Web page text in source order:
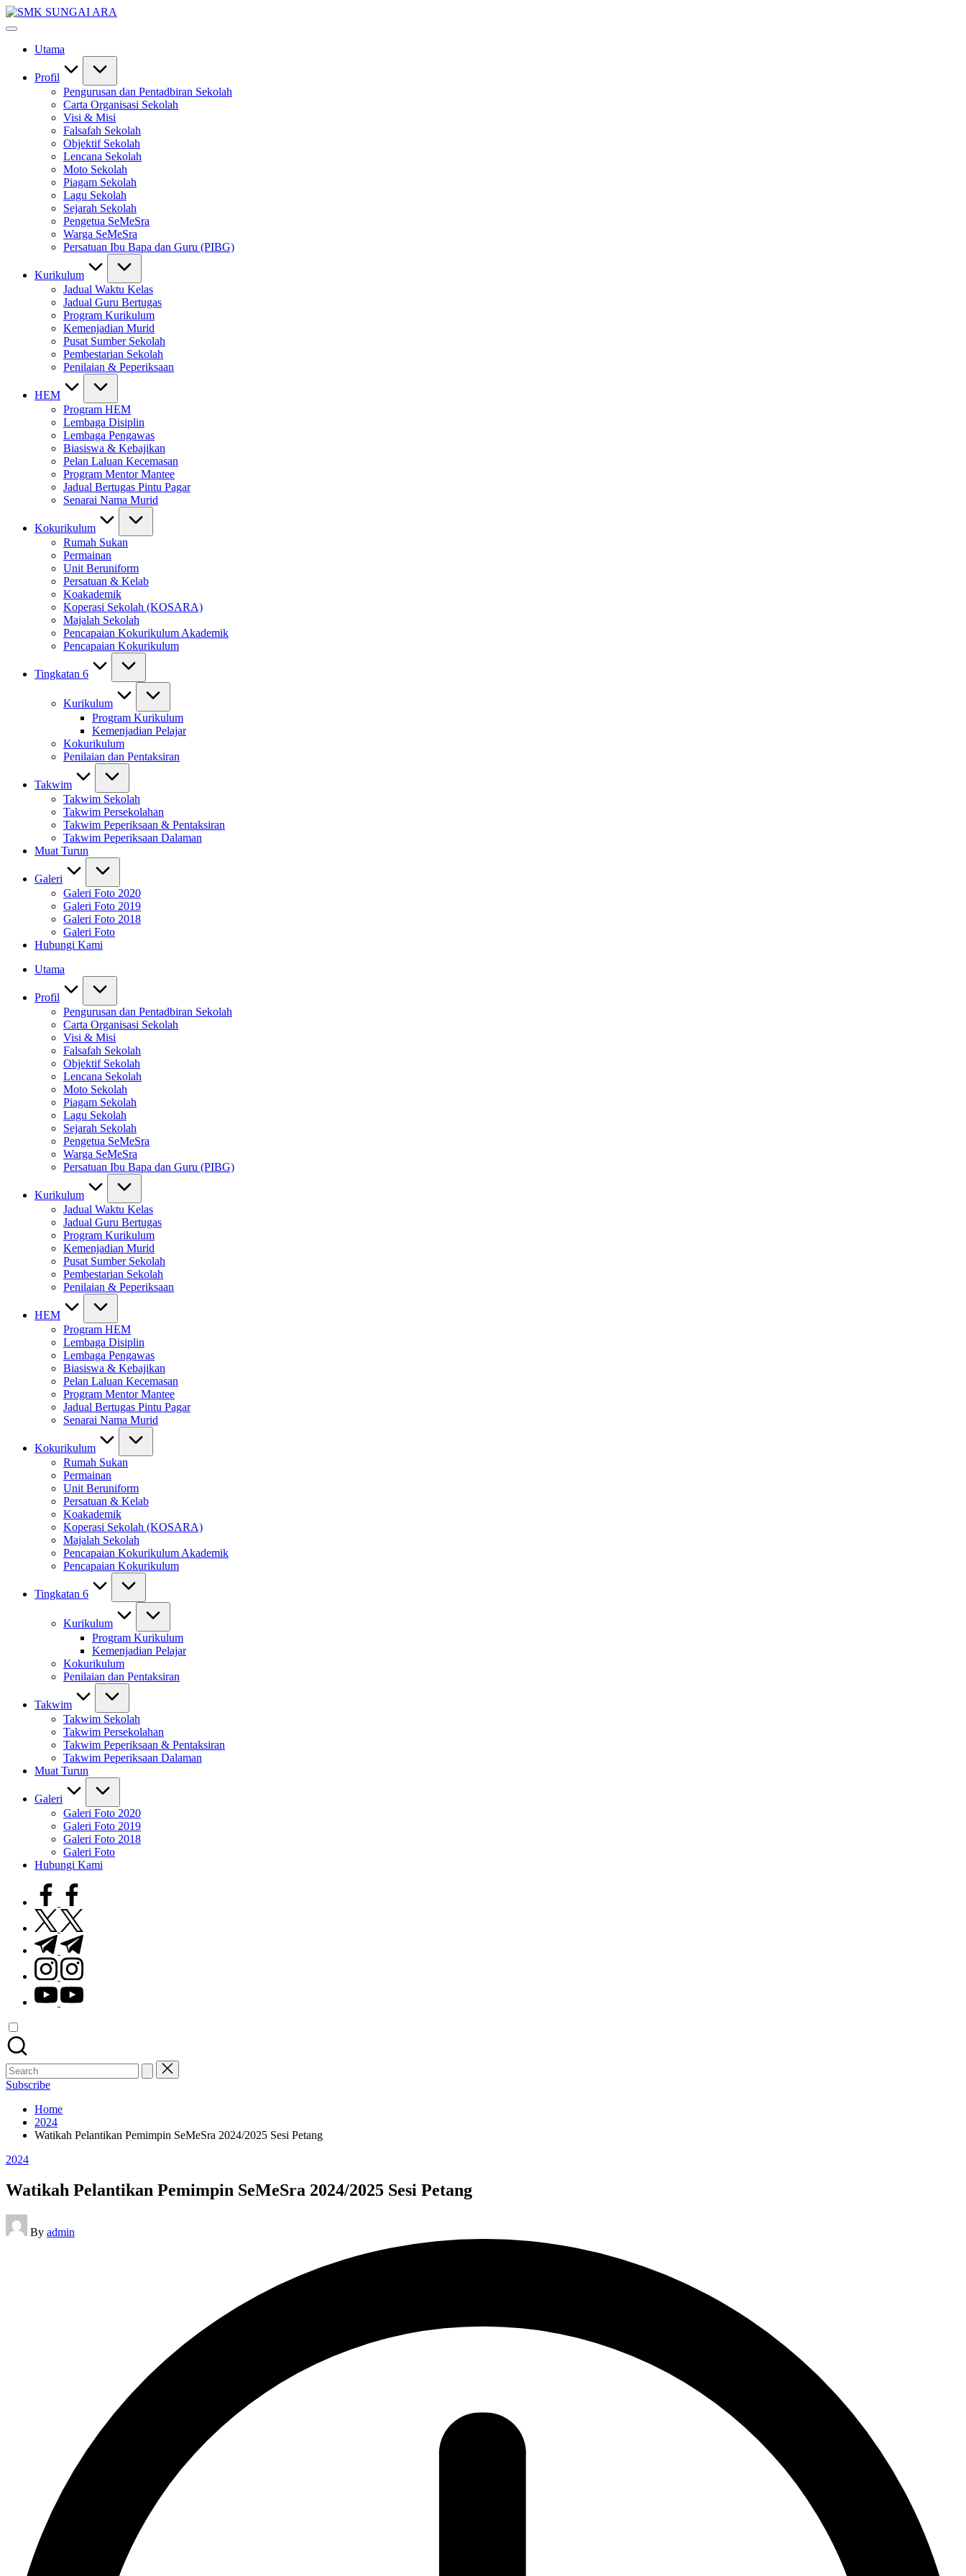
Skip
to
#KetekunanNadiKecemerlangan
#SeMeSradiHati
Utama
Profil
Pengurusan dan Pentadbiran Sekolah
Carta Organisasi Sekolah
Visi & Misi
Falsafah Sekolah
Objektif Sekolah
Lencana Sekolah
Moto Sekolah
Piagam Sekolah
Lagu Sekolah
Sejarah Sekolah
Pengetua SeMeSra
Warga SeMeSra
Persatuan Ibu Bapa dan Guru (PIBG)
Kurikulum
Jadual Waktu Kelas
Jadual Guru Bertugas
Program Kurikulum
Kemenjadian Murid
Pusat Sumber Sekolah
Pembestarian Sekolah
Penilaian & Peperiksaan
HEM
Program HEM
Lembaga Disiplin
Lembaga Pengawas
Biasiswa & Kebajikan
Pelan Laluan Kecemasan
Program Mentor Mantee
Jadual Bertugas Pintu Pagar
Senarai Nama Murid
Kokurikulum
Rumah Sukan
Permainan
Unit Beruniform
Persatuan & Kelab
Koakademik
Koperasi Sekolah (KOSARA)
Majalah Sekolah
Pencapaian Kokurikulum Akademik
Pencapaian Kokurikulum
Tingkatan 6
Kurikulum
Program Kurikulum
Kemenjadian Pelajar
Kokurikulum
Penilaian dan Pentaksiran
Takwim
Takwim Sekolah
Takwim Persekolahan
Takwim Peperiksaan & Pentaksiran
Takwim Peperiksaan Dalaman
Muat Turun
Galeri
Galeri Foto 2020
Galeri Foto 2019
Galeri Foto 2018
Galeri Foto
Hubungi Kami
Utama
Profil
Pengurusan dan Pentadbiran Sekolah
Carta Organisasi Sekolah
Visi & Misi
Falsafah Sekolah
Objektif Sekolah
Lencana Sekolah
Moto Sekolah
Piagam Sekolah
Lagu Sekolah
Sejarah Sekolah
Pengetua SeMeSra
Warga SeMeSra
Persatuan Ibu Bapa dan Guru (PIBG)
Kurikulum
Jadual Waktu Kelas
Jadual Guru Bertugas
Program Kurikulum
Kemenjadian Murid
Pusat Sumber Sekolah
Pembestarian Sekolah
Penilaian & Peperiksaan
HEM
Program HEM
Lembaga Disiplin
Lembaga Pengawas
Biasiswa & Kebajikan
Pelan Laluan Kecemasan
Program Mentor Mantee
Jadual Bertugas Pintu Pagar
Senarai Nama Murid
Kokurikulum
Rumah Sukan
Permainan
Unit Beruniform
Persatuan & Kelab
Koakademik
Koperasi Sekolah (KOSARA)
Majalah Sekolah
Pencapaian Kokurikulum Akademik
Pencapaian Kokurikulum
Tingkatan 6
Kurikulum
Program Kurikulum
Kemenjadian Pelajar
Kokurikulum
Penilaian dan Pentaksiran
Takwim
Takwim Sekolah
Takwim Persekolahan
Takwim Peperiksaan & Pentaksiran
Takwim Peperiksaan Dalaman
Muat Turun
Galeri
Galeri Foto 2020
Galeri Foto 2019
Galeri Foto 2018
Galeri Foto
Hubungi Kami
facebook.com
twitter.com
t.me
instagram.com
youtube.com
Search
for:
Subscribe
Home
2024
Watikah Pelantikan Pemimpin SeMeSra 2024/2025 Sesi Petang
Posted
2024
Watikah Pelantikan Pemimpin SeMeSra 2024/2025 Sesi Petang
Posted
by
By admin